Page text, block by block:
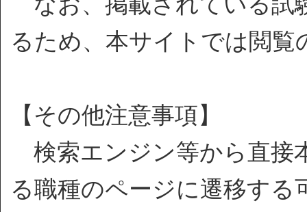
るため、本サイトでは閲
【その他注意事項】
検索エンジン等から直接
る職種のページに遷移す